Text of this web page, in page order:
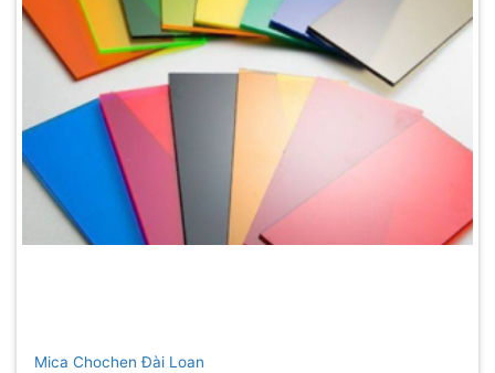
Mica Chochen Đài Loan